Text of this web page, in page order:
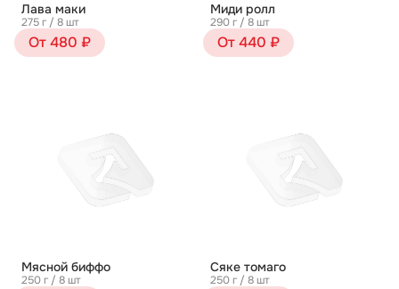
Лава маки
275 г / 8 шт
От 480 ₽
Миди ролл
290 г / 8 шт
От 440 ₽
Мясной биффо
250 г / 8 шт
Сяке томаго
250 г / 8 шт